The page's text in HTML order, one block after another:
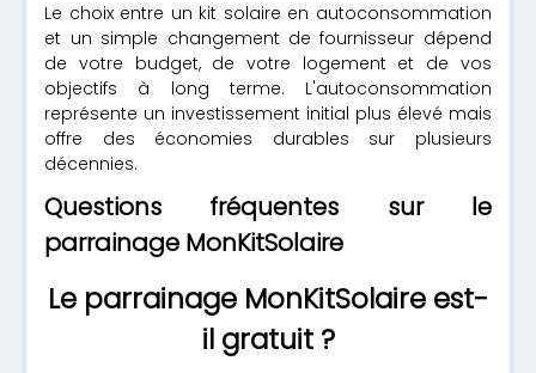
Le choix entre un kit solaire en autoconsommation
et un simple changement de fournisseur dépend
de votre budget, de votre logement et de vos
objectifs à long terme. L'autoconsommation
représente un investissement initial plus élevé mais
offre des économies durables sur plusieurs
décennies.
Questions fréquentes sur le
parrainage MonKitSolaire
Le parrainage MonKitSolaire est-
il gratuit ?